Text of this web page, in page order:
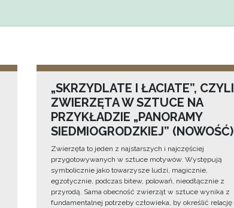
„SKRZYDLATE I ŁACIATE”, CZYLI
ZWIERZĘTA W SZTUCE NA
PRZYKŁADZIE „PANORAMY
SIEDMIOGRODZKIEJ” (NOWOŚĆ)
Zwierzęta to jeden z najstarszych i najczęściej
przygotowywanych w sztuce motywów. Występują
symbolicznie jako towarzysze ludzi, magicznie,
egzotycznie, podczas bitew, polowań, nieodłącznie z
przyrodą. Sama obecność zwierząt w sztuce wynika z
fundamentalnej potrzeby człowieka, by określić relację